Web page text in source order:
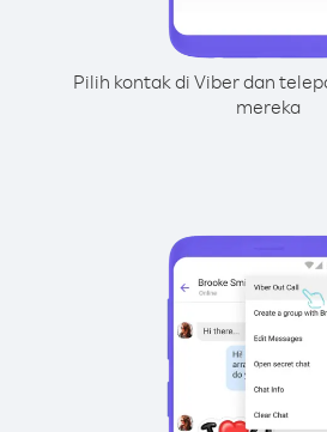
Pilih kontak di Viber dan
mereka